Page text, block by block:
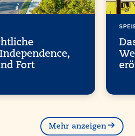
Fort
Mehr anzeigen